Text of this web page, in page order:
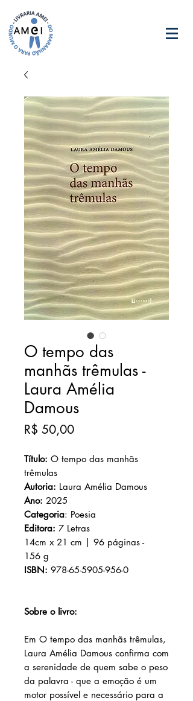
O tempo das
manhãs trêmulas -
Laura Amélia
Damous
R$ 50,00Preço
Título: O tempo das manhãs
trêmulas
Autoria: Laura Amélia Damous
Ano: 2025
Categoria: Poesia
Editora: 7 Letras
14cm x 21 cm | 96 páginas -
156 g
ISBN: 978-65-5905-956-0
Sobre o livro:
Em O tempo das manhãs trêmulas,
Laura Amélia Damous confirma com
a serenidade de quem sabe o peso
da palavra - que a emoção é um
motor possível e necessário para a